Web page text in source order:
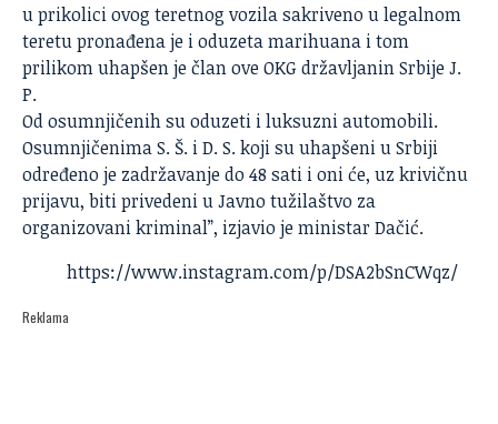
u prikolici ovog teretnog vozila sakriveno u legalnom
teretu pronađena je i oduzeta marihuana i tom
prilikom uhapšen je član ove OKG državljanin Srbije J.
P.
Od osumnjičenih su oduzeti i luksuzni automobili.
Osumnjičenima S. Š. i D. S. koji su uhapšeni u Srbiji
određeno je zadržavanje do 48 sati i oni će, uz krivičnu
prijavu, biti privedeni u Javno tužilaštvo za
organizovani kriminal”, izjavio je ministar Dačić.
https://www.instagram.com/p/DSA2bSnCWqz/
Reklama